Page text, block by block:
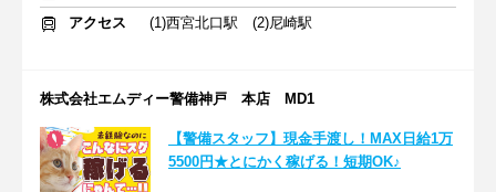
アクセス
(1)西宮北口駅 (2)尼崎駅
株式会社エムディー警備神戸 本店 MD1
【警備スタッフ】現金手渡し！MAX日給1万
5500円★とにかく稼げる！短期OK♪